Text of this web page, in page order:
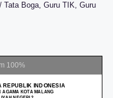
Tata Boga, Guru TIK, Guru
100%